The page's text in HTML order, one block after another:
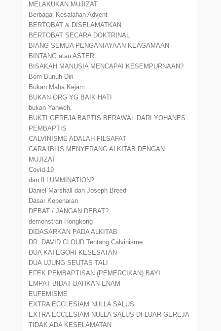
MELAKUKAN MUJIZAT
Berbagai Kesalahan Advent
BERTOBAT & DISELAMATKAN
BERTOBAT SECARA DOKTRINAL
BIANG SEMUA PENGANIAYAAN KEAGAMAAN
BINTANG atau ASTER.
BISAKAH MANUSIA MENCAPAI KESEMPURNAAN?
Bom Bunuh Diri
Bukan Maha Kejam
BUKAN ORG YG BAIK HATI
bukan Yahweh.
BUKTI GEREJA BAPTIS BERAWAL DARI YOHANES
PEMBAPTIS
CALVINISME ADALAH FILSAFAT
CARA IBLIS MENYERANG ALKITAB DENGAN
MUJIZAT
Covid-19
dan ILLUMMINATION?
Daniel Marshall dan Joseph Breed
Dasar Kebenaran
DEBAT / JANGAN DEBAT?
demonstran Hongkong
DIDASARKAN PADA ALKITAB
DR. DAVID CLOUD Tentang Calvinisme
DUA KATEGORI KESESATAN
DUA UJUNG SEUTAS TALI
EFEK PEMBAPTISAN (PEMERCIKAN) BAYI
EMPAT BIDAT BAHKAN ENAM
EUFEMISME
EXTRA ECCLESIAM NULLA SALUS
EXTRA ECCLESIAM NULLA SALUS-DI LUAR GEREJA
TIDAK ADA KESELAMATAN